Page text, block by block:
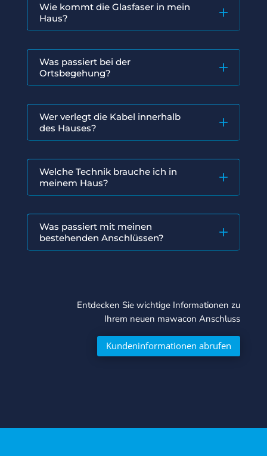
Wie kommt die Glasfaser in mein
Haus?
Was passiert bei der
Ortsbegehung?
Wer verlegt die Kabel innerhalb
des Hauses?
Welche Technik brauche ich in
meinem Haus?
Was passiert mit meinen
bestehenden Anschlüssen?
Entdecken Sie wichtige Informationen zu
Ihrem neuen mawacon Anschluss
Kundeninformationen abrufen